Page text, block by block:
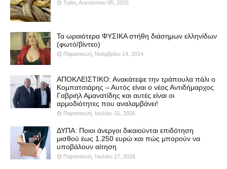
Τρίτη, Αυγούστου 05, 2025
Τα ωραιότερα ΦΥΣΙΚΑ στήθη διάσημων ελληνίδων
(φωτό/βίντεο)
Παρασκευή, Νοεμβρίου 14, 2014
ΑΠΟΚΛΕΙΣΤΙΚΟ: Ανακάτεψε την τράπουλα πάλι ο
Κομπατσιάρης – Αυτός είναι ο νέος Αντιδήμαρχος
Γαβριήλ Αμανατίδης και αυτές είναι οι
αρμοδιότητες που αναλαμβάνει!
Παρασκευή, Ιουλίου 31, 2026
ΔΥΠΑ: Ποιοι άνεργοι δικαιούνται επιδότηση
μισθού έως 1.250 ευρώ και πώς μπορούν να
υποβάλουν αίτηση
Παρασκευή, Ιουλίου 17, 2026